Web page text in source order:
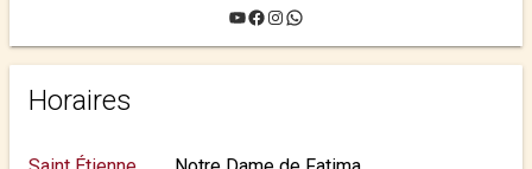
YouTube
Facebook
Instagram
WhatsApp
Horaires